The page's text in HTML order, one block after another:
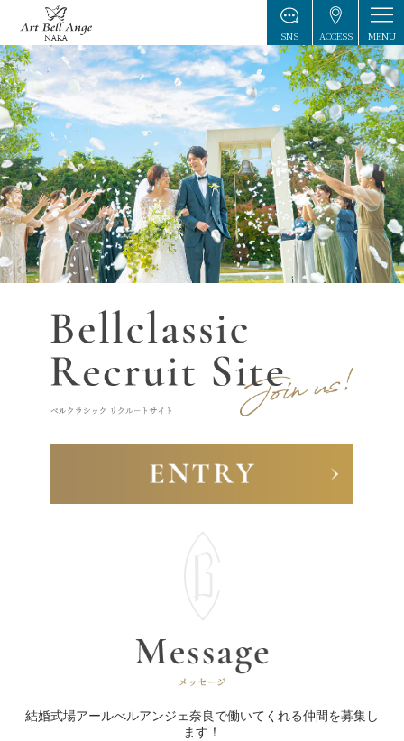
SNS ACCESS MENU
結婚式場アールべルアンジェ奈良で働いてくれる仲間を募集し
ます！